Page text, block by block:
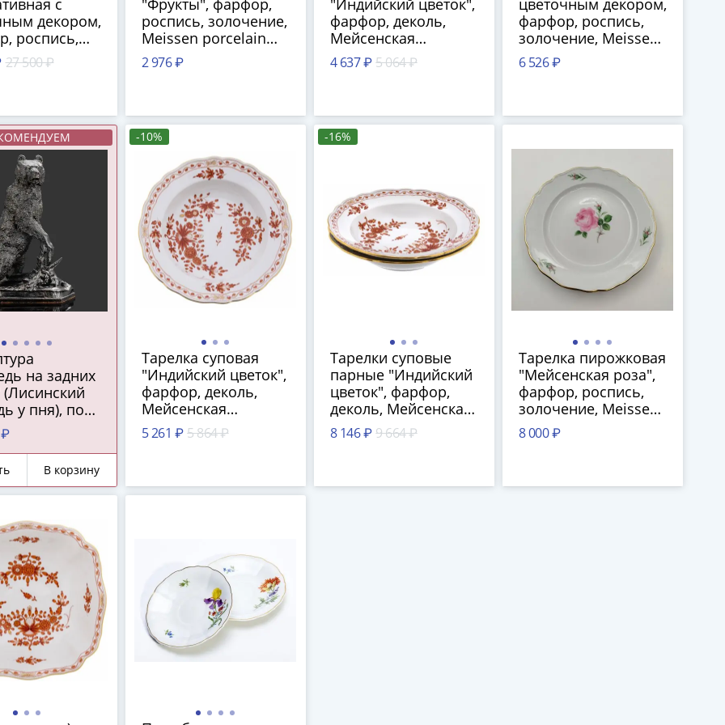
с
декором,
роспись,
porcelain
27 500 ₽
"Фрукты", фарфор,
роспись, золочение,
Meissen porcelain
manufactory
(Мейсен), Германия,
2 976 ₽
"Индийский цветок",
фарфор, деколь,
Мейсенская
фарфоровая
мануфактура,
4 637 ₽ 5 064 ₽
цветочным декором,
фарфор, роспись,
золочение, Meissen
porcelain
manufactory
6 526 ₽
на задних
(Лисинский
у пня), по
года,
г.
В корзину
-10%
Тарелка суповая
"Индийский цветок",
фарфор, деколь,
Мейсенская
фарфоровая
мануфактура,
5 261 ₽ 5 864 ₽
-16%
Тарелки суповые
парные "Индийский
цветок", фарфор,
деколь, Мейсенская
фарфоровая
мануфактура,
8 146 ₽ 9 664 ₽
Тарелка пирожковая
"Мейсенская роза",
фарфор, роспись,
золочение, Meissen
(Мейсенский
фарфор), Германия,
8 000 ₽